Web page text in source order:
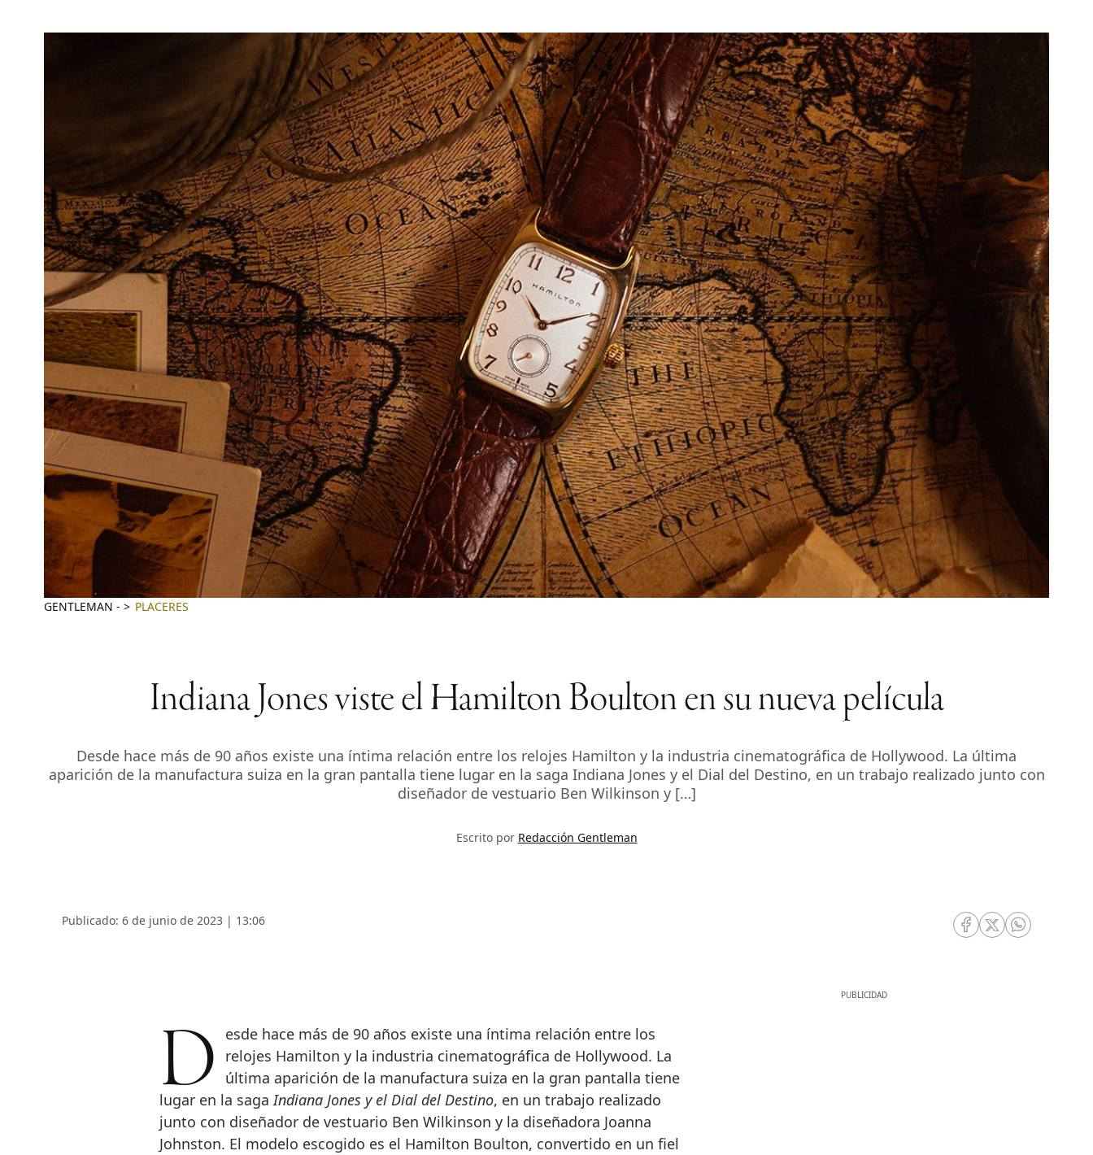
GENTLEMAN - PLACERES
Indiana Jones viste el Hamilton Boulton en su nueva película
Desde hace más de 90 años existe una íntima relación entre los relojes Hamilton y la industria cinematográfica de Hollywood. La última
aparición de la manufactura suiza en la gran pantalla tiene lugar en la saga Indiana Jones y el Dial del Destino, en un trabajo realizado junto con
diseñador de vestuario Ben Wilkinson y […]
Escrito por Redacción Gentleman
Publicado: 6 de junio de 2023 | 13:06
RRSS Facebook
RRSS Twitter
RRSS
Desde hace más de 90 años existe una íntima relación entre los
relojes Hamilton y la industria cinematográfica de Hollywood. La
última aparición de la manufactura suiza en la gran pantalla tiene
lugar en la sagaIndiana Jones y el Dial del Destino, en un trabajo realizado
junto con diseñador de vestuario Ben Wilkinson y la diseñadora Joanna
Johnston. El modelo escogido es el Hamilton Boulton, convertido en un fiel